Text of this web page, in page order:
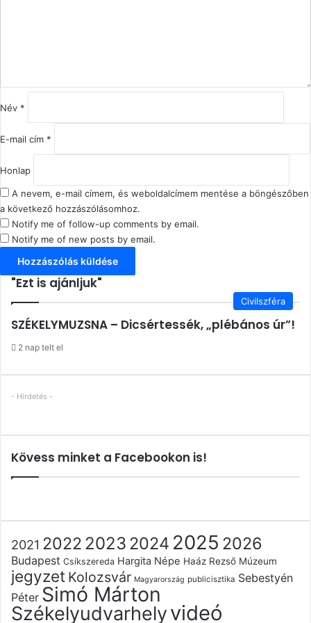
á
sNév *
E-mail cím *
Honlap
A nevem, e-mail címem, és weboldalcímem mentése a böngészőben
a következő hozzászólásomhoz.
Notify me of follow-up comments by email.
Notify me of new posts by email.
"Ezt is ajánljuk"
Civilszféra
SZÉKELYMUZSNA – Dicsértessék, „plébános úr”!
2 nap telt el
- Hirdetés -
Kövess minket a Facebookon is!
2021 2022 2023 2024 2025 2026
Budapest Csíkszereda Hargita Népe Haáz Rezső Múzeum
jegyzet Kolozsvár Magyarország publicisztika Sebestyén
Péter Simó Márton
Székelyudvarhelyvideó